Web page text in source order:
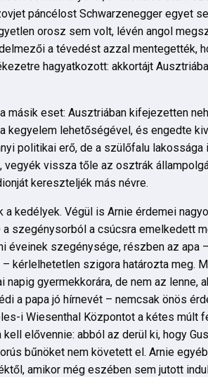
páncélost Schwarzenegger egyet
orosz sem volt, lévén angol
a tévedést azzal mentegették,
hagyatkozott: akkortájt
másik eset: Ausztriában kifejezetten
kegyelem lehetőségével, és engedte
politikai erő, de a szülőfalu
vegyék vissza tőle az osztrák
kereszteljék más névre.
kedélyek. Végül is Arnie érdemei
a szegénysorból a csúcsra emelkedett
éveinek szegénysége, részben az apa
kérlelhetetlen szigora határozta meg.
napig gyermekkorára, de nem az lenne,
a papa jó hírnevét – nemcsak önös
i Wiesenthal Központot a kétes múlt
elővennie: abból az derül ki, hogy
bűnöket nem követett el. Arnie
amikor még eszében sem jutott